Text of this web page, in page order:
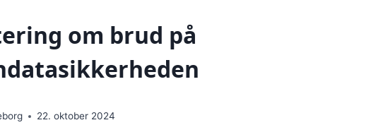
om brud på
22. oktober 2024